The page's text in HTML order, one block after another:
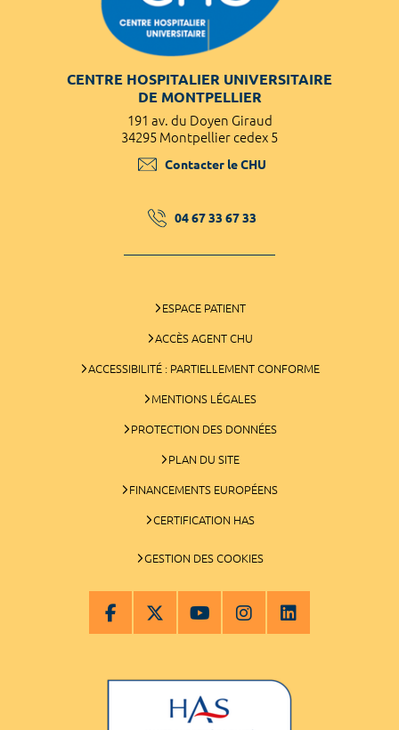
CENTRE HOSPITALIER UNIVERSITAIRE
DE MONTPELLIER
191 av. du Doyen Giraud
34295 Montpellier cedex 5
Contacter le CHU
04 67 33 67 33
ESPACE PATIENT
ACCÈS AGENT CHU
ACCESSIBILITÉ : PARTIELLEMENT CONFORME
MENTIONS LÉGALES
PROTECTION DES DONNÉES
PLAN DU SITE
FINANCEMENTS EUROPÉENS
CERTIFICATION HAS
GESTION DES COOKIES